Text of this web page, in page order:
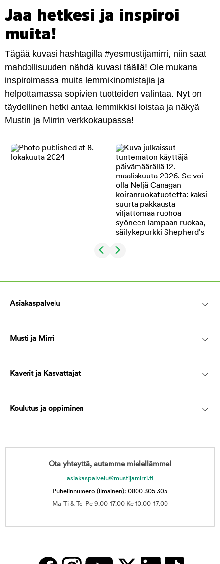
Jaa hetkesi ja inspiroi
muita!
Tägää kuvasi hashtagilla #yesmustijamirri, niin saat
mahdollisuuden nähdä kuvasi täällä! Ole mukana
inspiroimassa muita lemmikinomistajia ja
helpottamassa sopivien tuotteiden valintaa. Nyt on
täydellinen hetki antaa lemmikkisi loistaa ja näkyä
Mustin ja Mirrin verkkokaupassa!
Asiakaspalvelu
Musti ja Mirri
Kaverit ja Kasvattajat
Koulutus ja oppiminen
Ota yhteyttä, autamme mielellämme!
asiakaspalvelu@mustijamirri.fi
Puhelinnumero (ilmainen): 0800 305 305
Ma-Ti & To-Pe 9.00-17.00 Ke 10.00-17.00